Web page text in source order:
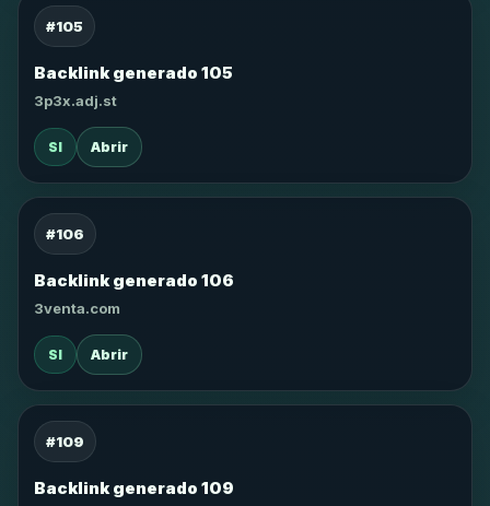
#105
Backlink generado 105
3p3x.adj.st
SI Abrir
#106
Backlink generado 106
3venta.com
SI Abrir
#109
Backlink generado 109